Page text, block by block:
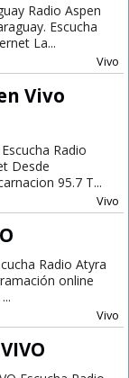
Radio Aspen
Escucha
La...
Vivo
Vivo
Radio
Desde
95.7 T...
Vivo
Radio Atyra
online
Vivo